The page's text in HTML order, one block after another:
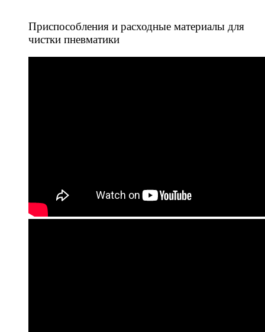
Приспособления и расходные материалы для
чистки пневматики